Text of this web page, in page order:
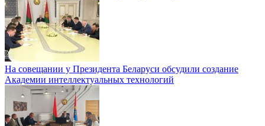
На совещании у Президента Беларуси обсудили создание
Академии интеллектуальных технологий